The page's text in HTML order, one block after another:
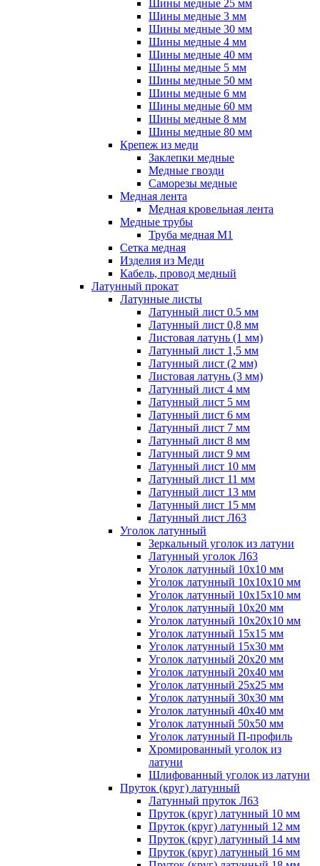
Шины медные 25 мм
Шины медные 3 мм
Шины медные 30 мм
Шины медные 4 мм
Шины медные 40 мм
Шины медные 5 мм
Шины медные 50 мм
Шины медные 6 мм
Шины медные 60 мм
Шины медные 8 мм
Шины медные 80 мм
Крепеж из меди
Заклепки медные
Медные гвозди
Саморезы медные
Медная лента
Медная кровельная лента
Медные трубы
Труба медная М1
Сетка медная
Изделия из Меди
Кабель, провод медный
Латунный прокат
Латунные листы
Латунный лист 0.5 мм
Латунный лист 0,8 мм
Листовая латунь (1 мм)
Латунный лист 1,5 мм
Латунный лист (2 мм)
Листовая латунь (3 мм)
Латунный лист 4 мм
Латунный лист 5 мм
Латунный лист 6 мм
Латунный лист 7 мм
Латунный лист 8 мм
Латунный лист 9 мм
Латунный лист 10 мм
Латунный лист 11 мм
Латунный лист 13 мм
Латунный лист 15 мм
Латунный лист Л63
Уголок латунный
Зеркальный уголок из латуни
Латунный уголок Л63
Уголок латунный 10x10 мм
Уголок латунный 10x10x10 мм
Уголок латунный 10x15x10 мм
Уголок латунный 10x20 мм
Уголок латунный 10x20x10 мм
Уголок латунный 15x15 мм
Уголок латунный 15x30 мм
Уголок латунный 20x20 мм
Уголок латунный 20x40 мм
Уголок латунный 25x25 мм
Уголок латунный 30x30 мм
Уголок латунный 40x40 мм
Уголок латунный 50x50 мм
Уголок латунный П-профиль
Хромированный уголок из
латуни
Шлифованный уголок из латуни
Пруток (круг) латунный
Латунный пруток Л63
Пруток (круг) латунный 10 мм
Пруток (круг) латунный 12 мм
Пруток (круг) латунный 14 мм
Пруток (круг) латунный 16 мм